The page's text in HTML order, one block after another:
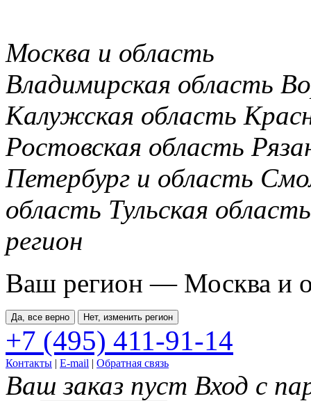
Москва и область
Владимирская область
Калужская область
Ростовская область
Петербург и область
область Тульская область
регион
Ваш регион — Москва и
Да, все верно Нет, изменить регион
+7 (495) 411-91-14
Контакты | E-mail | Обратная связь
Ваш заказ пуст Вход с